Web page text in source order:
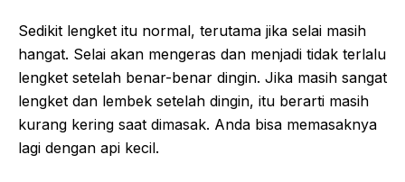
Sedikit lengket itu normal, terutama jika selai masih
hangat. Selai akan mengeras dan menjadi tidak terlalu
lengket setelah benar-benar dingin. Jika masih sangat
lengket dan lembek setelah dingin, itu berarti masih
kurang kering saat dimasak. Anda bisa memasaknya
lagi dengan api kecil.